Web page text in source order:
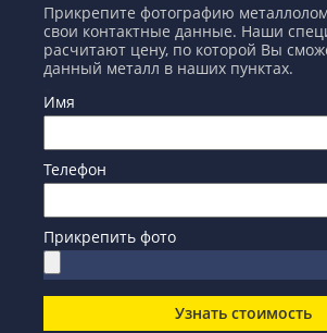
Прикрепите фотографию
свои контактные данные. Наши
расчитают цену, по которой Вы
данный металл в наших пунктах.
Имя
Телефон
Прикрепить фото
Узнать стоимость